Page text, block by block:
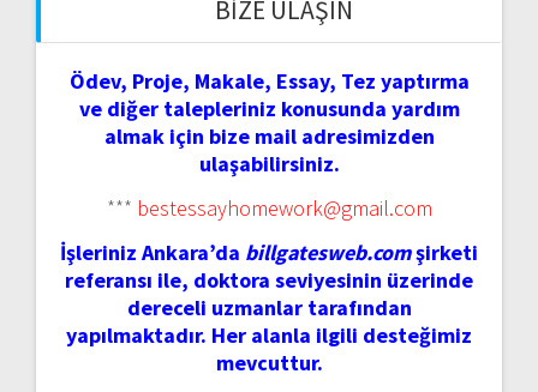
BIZE ULAŞIN
Ödev, Proje, Makale, Essay, Tez yaptırma
ve diğer talepleriniz konusunda yardım
almak için bize mail adresimizden
ulaşabilirsiniz.
*** bestessayhomework@gmail.com
İşleriniz Ankara’da billgatesweb.comşirketi
referansı ile, doktora seviyesinin üzerinde
dereceli uzmanlar tarafından
yapılmaktadır. Her alanla ilgili desteğimiz
mevcuttur.